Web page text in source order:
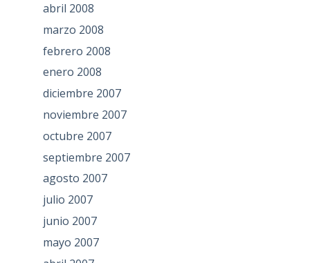
abril 2008
marzo 2008
febrero 2008
enero 2008
diciembre 2007
noviembre 2007
octubre 2007
septiembre 2007
agosto 2007
julio 2007
junio 2007
mayo 2007